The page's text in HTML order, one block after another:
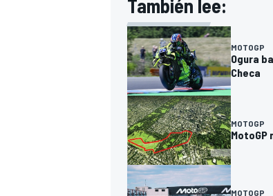
También lee:
MOTOGP
Ogura
Checa
MOTOGP
MOTOGP